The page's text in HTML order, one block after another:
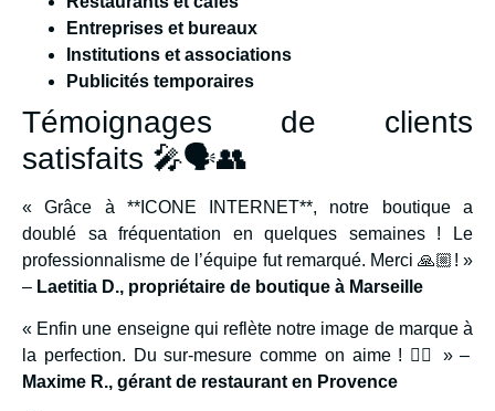
Entreprises et bureaux
Institutions et associations
Publicités temporaires
Témoignages de clients
satisfaits 🎤🗣️👥
« Grâce à **ICONE INTERNET**, notre boutique a
doublé sa fréquentation en quelques semaines ! Le
professionnalisme de l’équipe fut remarqué. Merci 🙏🏼! »
– Laetitia D., propriétaire de boutique à Marseille
« Enfin une enseigne qui reflète notre image de marque à
la perfection. Du sur-mesure comme on aime ! 👌🏼 » –
Maxime R., gérant de restaurant en Provence